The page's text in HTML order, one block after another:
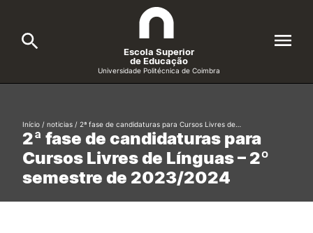
Cursos
Candidatos
Escola Superior
de Educação
Universidade Politécnica de Coimbra
Search
Formative Offer General
2ª fase de candidaturas para
Cursos Livres de Línguas – 2º
semestre de 2023/2024
Início / noticias / 2ª fase de candidaturas para Cursos Livres de…